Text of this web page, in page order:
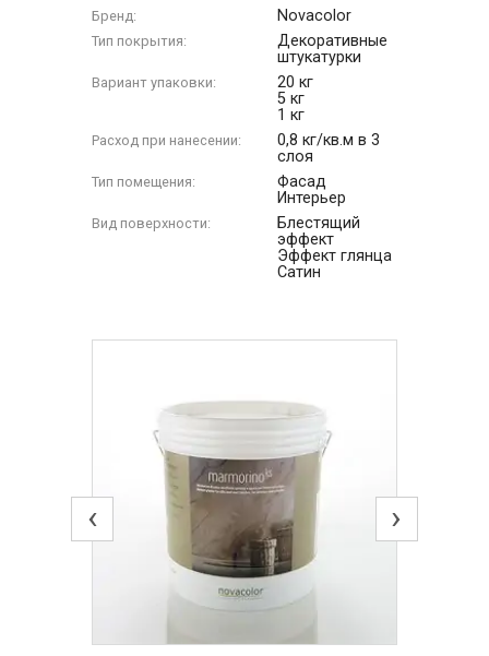
Бренд: Novacolor
Тип покрытия:
Декоративные
штукатурки
Вариант упаковки:
20 кг
5 кг
1 кг
Расход при нанесении:
0,8 кг/кв.м в 3
слоя
Тип помещения:
Фасад
Интерьер
Вид поверхности:
Блестящий
эффект
Эффект глянца
Сатин
‹ ›